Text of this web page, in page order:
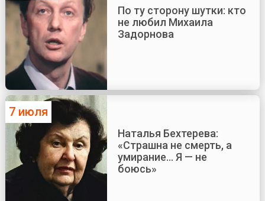
По ту сторону шутки: кто
не любил Михаила
Задорнова
7 июля
Наталья Бехтерева:
«Страшна не смерть, а
умирание... Я — не
боюсь»